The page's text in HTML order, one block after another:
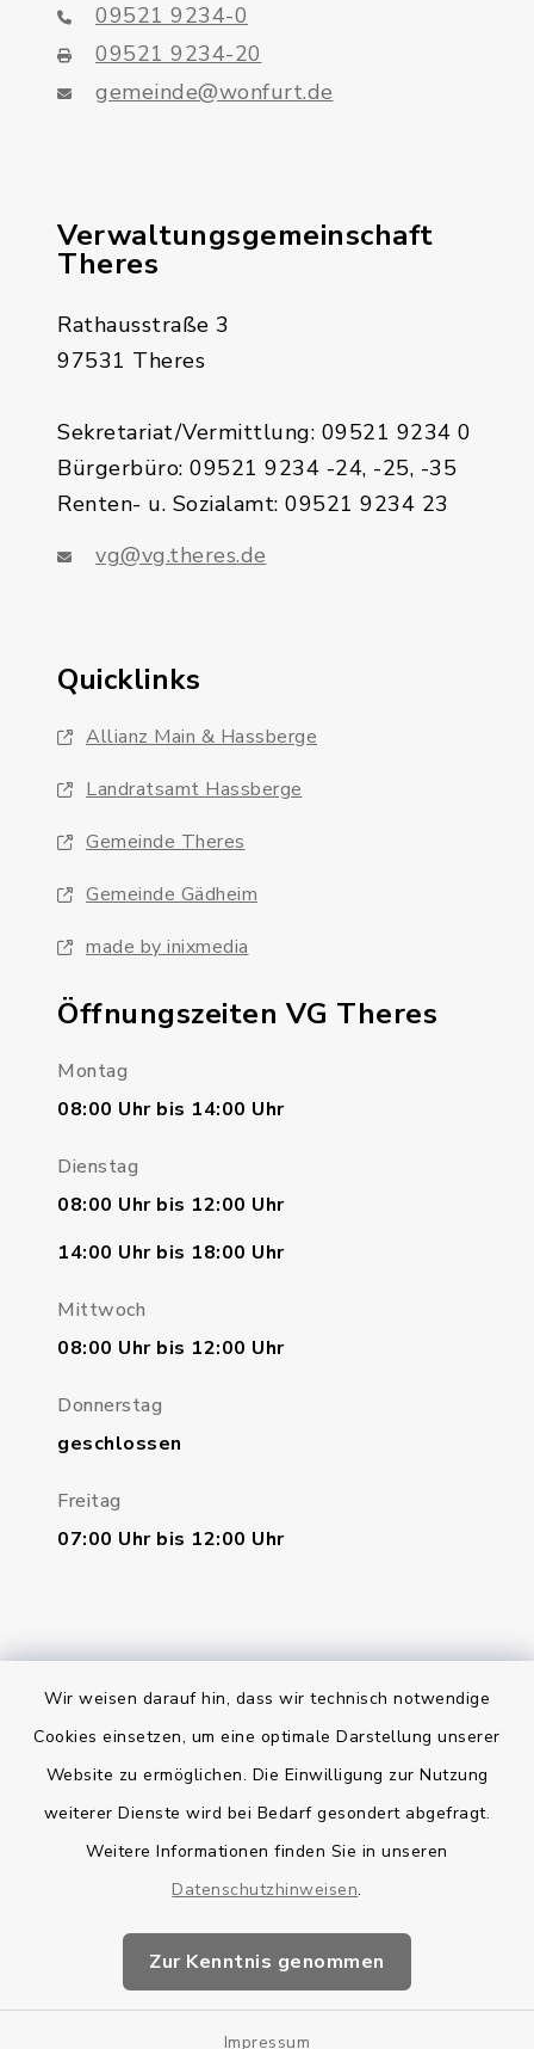
Wir weisen darauf hin, dass wir technisch notwendige
Cookies einsetzen, um eine optimale Darstellung unserer
Website zu ermöglichen. Die Einwilligung zur Nutzung
weiterer Dienste wird bei Bedarf gesondert abgefragt.
Weitere Informationen finden Sie in unseren
Datenschutzhinweisen.
Zur Kenntnis genommen
Impressum
09521 9234-0
09521 9234-20
gemeinde@wonfurt.de
Verwaltungsgemeinschaft
Theres
Rathausstraße 3
97531 Theres
Sekretariat/Vermittlung: 09521 9234 0
Bürgerbüro: 09521 9234 -24, -25, -35
Renten- u. Sozialamt: 09521 9234 23
vg@vg.theres.de
Quicklinks
Allianz Main & Hassberge
Landratsamt Hassberge
Gemeinde Theres
Gemeinde Gädheim
made by inixmedia
Öffnungszeiten VG Theres
Montag
08:00 Uhr bis 14:00 Uhr
Dienstag
08:00 Uhr bis 12:00 Uhr
14:00 Uhr bis 18:00 Uhr
Mittwoch
08:00 Uhr bis 12:00 Uhr
Donnerstag
geschlossen
Freitag
07:00 Uhr bis 12:00 Uhr
Bankverbindung
Barrierefreiheit
Impressum